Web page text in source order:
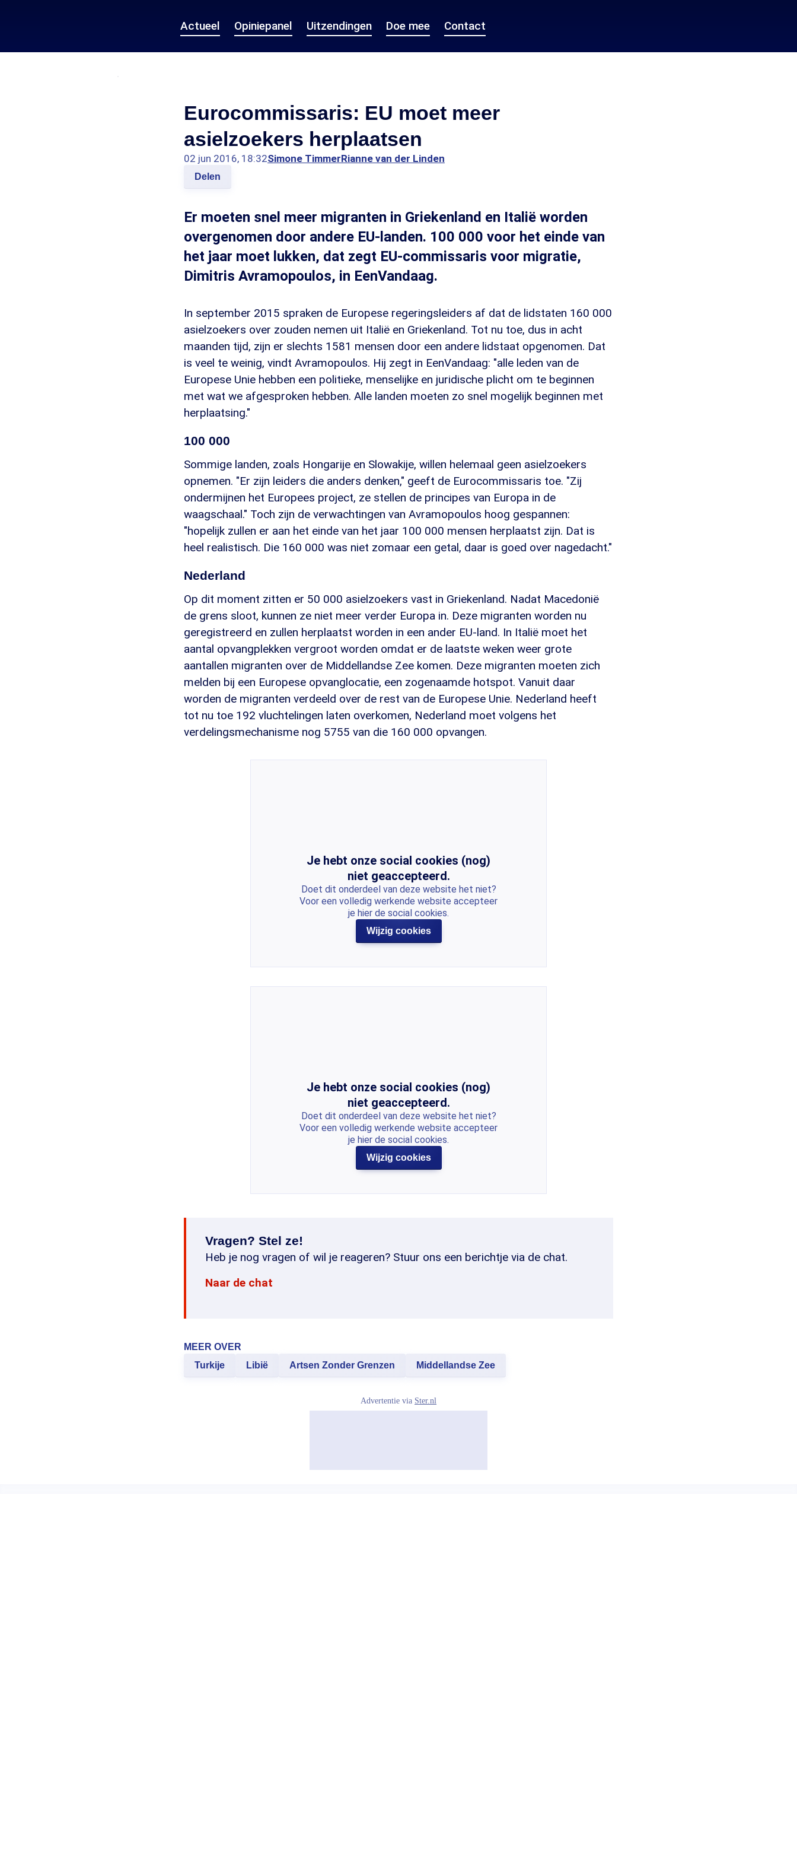
Actueel Opiniepanel Uitzendingen Doe mee Contact
Eurocommissaris: EU moet meer
asielzoekers herplaatsen
02 jun 2016, 18:32Simone TimmerRianne van der Linden
Delen
Er moeten snel meer migranten in Griekenland en Italië worden
overgenomen door andere EU-landen. 100 000 voor het einde van
het jaar moet lukken, dat zegt EU-commissaris voor migratie,
Dimitris Avramopoulos, in EenVandaag.
In september 2015 spraken de Europese regeringsleiders af dat de lidstaten 160 000
asielzoekers over zouden nemen uit Italië en Griekenland. Tot nu toe, dus in acht
maanden tijd, zijn er slechts 1581 mensen door een andere lidstaat opgenomen. Dat
is veel te weinig, vindt Avramopoulos. Hij zegt in EenVandaag: "alle leden van de
Europese Unie hebben een politieke, menselijke en juridische plicht om te beginnen
met wat we afgesproken hebben. Alle landen moeten zo snel mogelijk beginnen met
herplaatsing."
100 000
Sommige landen, zoals Hongarije en Slowakije, willen helemaal geen asielzoekers
opnemen. "Er zijn leiders die anders denken," geeft de Eurocommissaris toe. "Zij
ondermijnen het Europees project, ze stellen de principes van Europa in de
waagschaal." Toch zijn de verwachtingen van Avramopoulos hoog gespannen:
"hopelijk zullen er aan het einde van het jaar 100 000 mensen herplaatst zijn. Dat is
heel realistisch. Die 160 000 was niet zomaar een getal, daar is goed over nagedacht."
Nederland
Op dit moment zitten er 50 000 asielzoekers vast in Griekenland. Nadat Macedonië
de grens sloot, kunnen ze niet meer verder Europa in. Deze migranten worden nu
geregistreerd en zullen herplaatst worden in een ander EU-land. In Italië moet het
aantal opvangplekken vergroot worden omdat er de laatste weken weer grote
aantallen migranten over de Middellandse Zee komen. Deze migranten moeten zich
melden bij een Europese opvanglocatie, een zogenaamde hotspot. Vanuit daar
worden de migranten verdeeld over de rest van de Europese Unie. Nederland heeft
tot nu toe 192 vluchtelingen laten overkomen, Nederland moet volgens het
verdelingsmechanisme nog 5755 van die 160 000 opvangen.
Je hebt onze social cookies (nog)
niet geaccepteerd.
Doet dit onderdeel van deze website het niet?
Voor een volledig werkende website accepteer
je hier de social cookies.
Wijzig cookies
Je hebt onze social cookies (nog)
niet geaccepteerd.
Doet dit onderdeel van deze website het niet?
Voor een volledig werkende website accepteer
je hier de social cookies.
Wijzig cookies
Vragen? Stel ze!
Heb je nog vragen of wil je reageren? Stuur ons een berichtje via de chat.
Naar de chat
MEER OVER
Turkije
Libië Artsen Zonder Grenzen Middellandse Zee
Advertentie via Ster.nl